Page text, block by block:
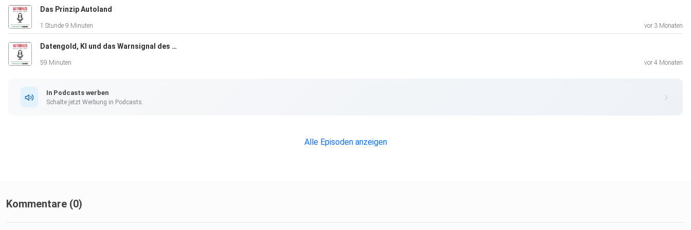
Das Prinzip Autoland
1 Stunde 9 Minuten vor 3 Monaten
Datengold, KI und das Warnsignal des DAT-Reports
59 Minuten vor 4 Monaten
In Podcasts werben
Schalte jetzt Werbung in Podcasts.
Alle Episoden anzeigen
Kommentare (0)